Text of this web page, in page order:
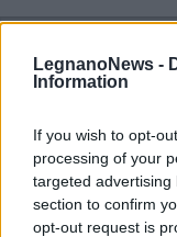
LegnanoNews -
Information
If you wish to opt-
processing of your
targeted
section to confirm
opt-out request is